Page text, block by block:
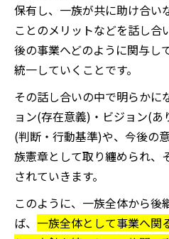
保有し、一族が共に助け合い
ことのメリットなどを話し合
後の事業へどのように関与し
統一していくことです。
その話し合いの中で明らかに
ョン(存在意義)・ビジョン(
(判断・行動基準)や、今後の
族憲章として取り纏められ、
されていきます。
このように、一族全体から後
ば、 一族全体として事業へ関